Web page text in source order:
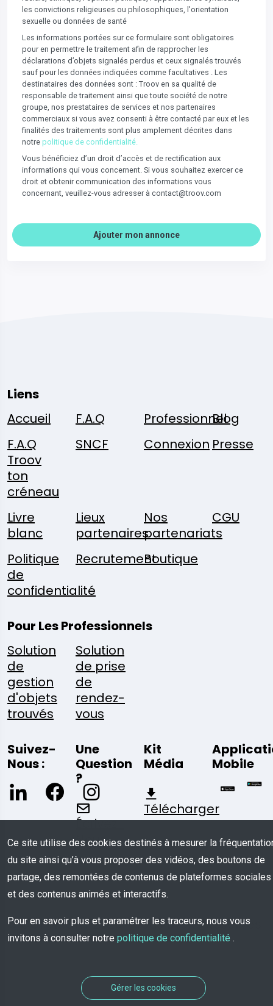
les convictions religieuses ou philosophiques, l'orientation
sexuelle ou données de santé
Les informations portées sur ce formulaire sont obligatoires
pour en permettre le traitement afin de rapprocher les
déclarations d’objets signalés perdus et ceux signalés trouvés
sauf pour les données indiquées comme facultatives . Les
destinataires des données sont : Troov en sa qualité de
responsable de traitement ainsi que toute société de notre
groupe, nos prestataires de services et nos partenaires
commerciaux si vous avez consenti à être contacté par eux et les
finalités des traitements sont plus amplement décrites dans
notre politique de confidentialité.
Vous bénéficiez d’un droit d’accès et de rectification aux
informations qui vous concernent. Si vous souhaitez exercer ce
droit et obtenir communication des informations vous
concernant, veuillez-vous adresser à contact@troov.com
Ajouter mon annonce
Liens
Accueil
F.A.Q Professionnel
Blog
F.A.Q
Troov
ton
créneau
SNCF Connexion Presse
Livre
blanc
Lieux
partenaires
Nos
partenariats
CGU
Politique
de
confidentialité
RecrutementBoutique
Pour Les Professionnels
Solution
de
gestion
d'objets
trouvés
Solution
de prise
de
rendez-
vous
Suivez-
Nous :
Une
Question
?
Écrivez-
Nous
Kit
Média
Télécharger
Mobile
© COPYRIGHT 2026 - Tous Droits Réservés
à TROOV
Ce site utilise des cookies destinés à mesurer la
du site ainsi qu’à vous proposer des vidéos, des boutons de
partage, des remontées de contenus de plateformes sociales
et des contenus animés et interactifs.
Pour en savoir plus et paramétrer les traceurs, nous vous
invitons à consulter notre politique de confidentialité .
Gérer les cookies